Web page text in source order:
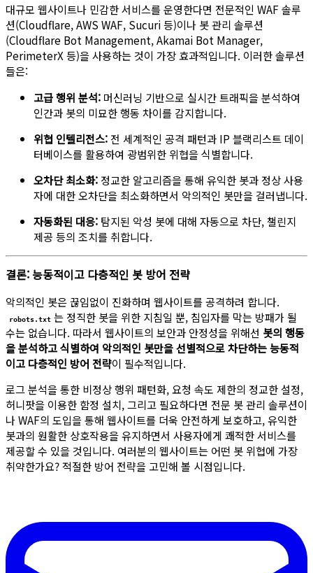
대규모 웹사이트나 민감한 서비스를 운영한다면 전문적인 WAF 솔루
션(Cloudflare, AWS WAF, Sucuri 등)이나 봇 관리 솔루션
(Cloudflare Bot Management, Akamai Bot Manager,
PerimeterX 등)을 사용하는 것이 가장 효과적입니다. 이러한 솔루션
들은:
고급 행위 분석: 머신러닝 기반으로 실시간 트래픽을 분석하여
인간과 봇의 미묘한 행동 차이를 감지합니다.
위협 인텔리전스: 전 세계적인 공격 패턴과 IP 블랙리스트 데이
터베이스를 활용하여 광범위한 위협을 식별합니다.
오차단 최소화: 정교한 알고리즘을 통해 유익한 봇과 정상 사용
자에 대한 오차단을 최소화하면서 악의적인 봇만을 걸러냅니다.
자동화된 대응: 탐지된 악성 봇에 대해 자동으로 차단, 챌린지
제공 등의 조치를 취합니다.
결론: 능동적이고 다층적인 봇 방어 전략
악의적인 봇은 끊임없이 진화하며 웹사이트를 공격하려 합니다.
robots.txt 는 정직한 봇을 위한 지침일 뿐, 침입자를 막는 방패가 될
수는 없습니다. 따라서 웹사이트의 보안과 안정성을 위해선 봇의 행동
을 분석하고 식별하여 악의적인 봇만을 선별적으로 차단하는 능동적
이고 다층적인 방어 전략이 필수적입니다.
로그 분석을 통한 비정상 행위 패턴화, 요청 속도 제한의 정교한 설정,
허니팟을 이용한 함정 설치, 그리고 필요하다면 전문 봇 관리 솔루션이
나 WAF의 도입을 통해 웹사이트를 더욱 안전하게 보호하고, 유익한
봇과의 원활한 상호작용을 유지하면서 사용자에게 쾌적한 서비스를
제공할 수 있을 것입니다. 여러분의 웹사이트는 어떤 봇 위협에 가장
취약한가요? 적절한 방어 전략을 고민해 볼 시점입니다.